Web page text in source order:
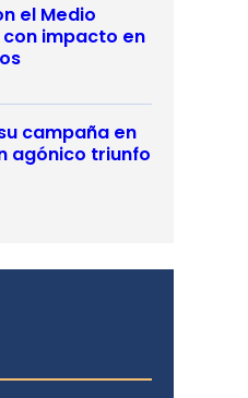
el Medio
impacto en
campaña en
agónico triunfo